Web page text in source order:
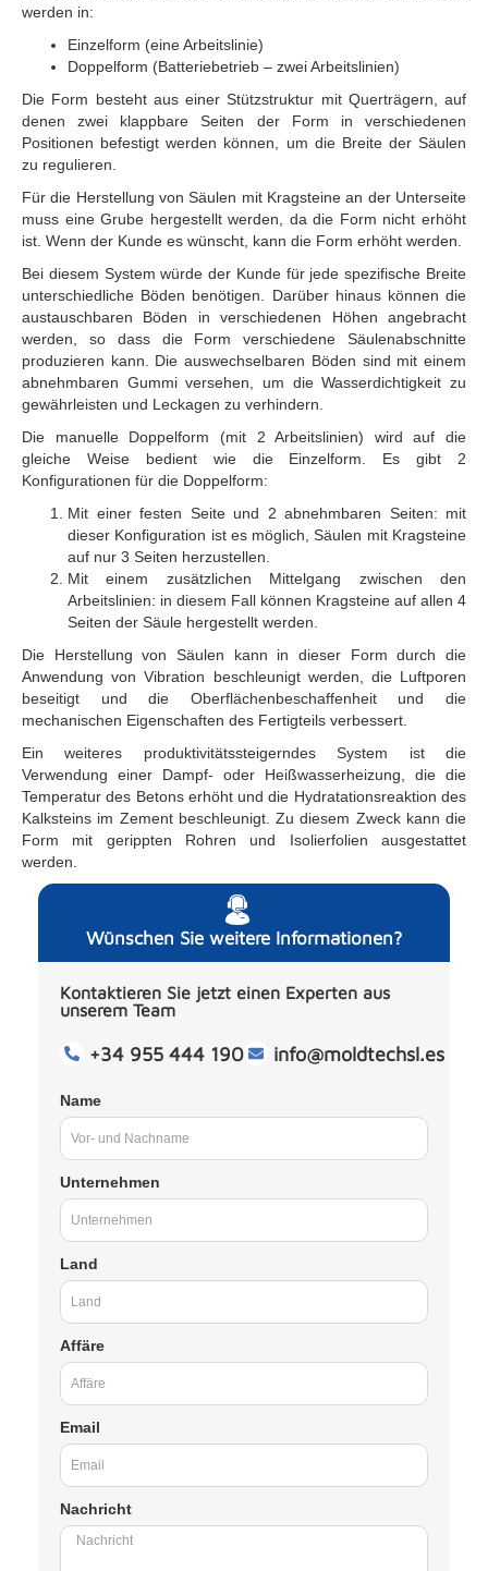
werden in:
Einzelform (eine Arbeitslinie)
Doppelform (Batteriebetrieb – zwei Arbeitslinien)
Die Form besteht aus einer Stützstruktur mit Querträgern, auf
denen zwei klappbare Seiten der Form in verschiedenen
Positionen befestigt werden können, um die Breite der Säulen
zu regulieren.
Für die Herstellung von Säulen mit Kragsteine an der Unterseite
muss eine Grube hergestellt werden, da die Form nicht erhöht
ist. Wenn der Kunde es wünscht, kann die Form erhöht werden.
Bei diesem System würde der Kunde für jede spezifische Breite
unterschiedliche Böden benötigen. Darüber hinaus können die
austauschbaren Böden in verschiedenen Höhen angebracht
werden, so dass die Form verschiedene Säulenabschnitte
produzieren kann. Die auswechselbaren Böden sind mit einem
abnehmbaren Gummi versehen, um die Wasserdichtigkeit zu
gewährleisten und Leckagen zu verhindern.
Die manuelle Doppelform (mit 2 Arbeitslinien) wird auf die
gleiche Weise bedient wie die Einzelform. Es gibt 2
Konfigurationen für die Doppelform:
Mit einer festen Seite und 2 abnehmbaren Seiten: mit
dieser Konfiguration ist es möglich, Säulen mit Kragsteine
auf nur 3 Seiten herzustellen.
Mit einem zusätzlichen Mittelgang zwischen den
Arbeitslinien: in diesem Fall können Kragsteine auf allen 4
Seiten der Säule hergestellt werden.
Die Herstellung von Säulen kann in dieser Form durch die
Anwendung von Vibration beschleunigt werden, die Luftporen
beseitigt und die Oberflächenbeschaffenheit und die
mechanischen Eigenschaften des Fertigteils verbessert.
Ein weiteres produktivitätssteigerndes System ist die
Verwendung einer Dampf- oder Heißwasserheizung, die die
Temperatur des Betons erhöht und die Hydratationsreaktion des
Kalksteins im Zement beschleunigt. Zu diesem Zweck kann die
Form mit gerippten Rohren und Isolierfolien ausgestattet
werden.
Wünschen Sie weitere Informationen?
Kontaktieren Sie jetzt einen Experten aus
unserem Team
+34 955 444 190 info@moldtechsl.es
Name
Unternehmen
Land
Affäre
Email
Nachricht